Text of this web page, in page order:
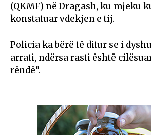
(QKMF) në Dragash, ku mjeku
konstatuar vdekjen e tij.
Policia ka bërë të ditur se i
arrati, ndërsa rasti është
rëndë”.